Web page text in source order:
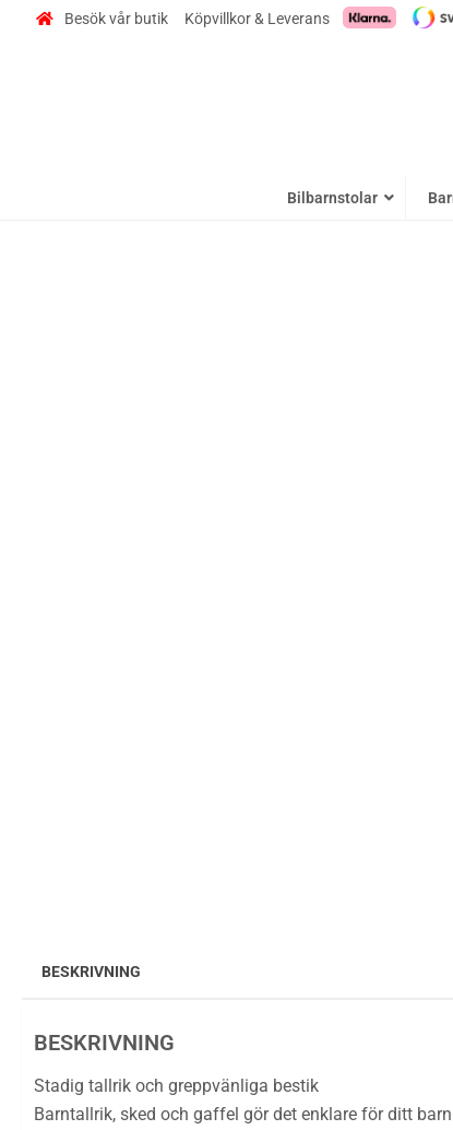
Besök vår butik Köpvillkor & Leverans
Bilbarnstolar
BESKRIVNING
BESKRIVNING
Stadig tallrik och greppvänliga bestik
Barntallrik, sked och gaffel gör det enklare för ditt